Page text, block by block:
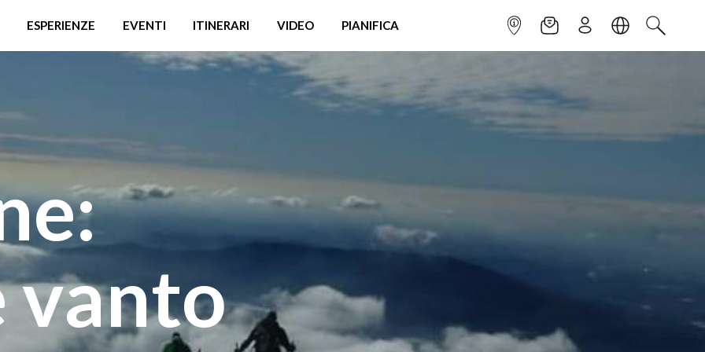
ESPERIENZE EVENTI ITINERARI VIDEO PIANIFICA INFOPOINTNEWSLETTER
ISCRIVITILINGUACERCA
vanto